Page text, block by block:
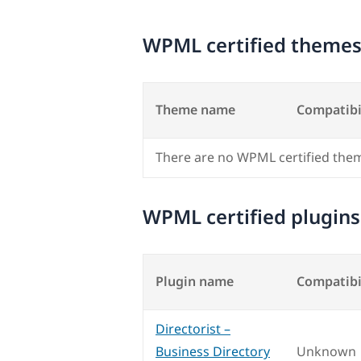
WPML certified themes
Theme name
There are no WPML certified
WPML certified plugins
Plugin name
Directorist –
Business Directory
Unknown